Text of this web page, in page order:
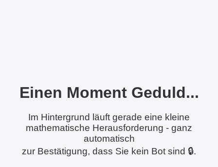
Einen Moment Geduld...
Im Hintergrund läuft gerade eine kleine
mathematische Herausforderung - ganz
automatisch
zur Bestätigung, dass Sie kein Bot sind 🔒.